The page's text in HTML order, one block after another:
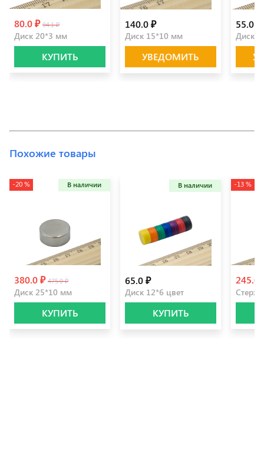
80.0 ₽ 94.1 ₽
Диск 20*3 мм
КУПИТЬ
140.0 ₽
Диск 15*10 мм
УВЕДОМИТЬ
55.0 ₽
Диск
Похожие товары
-20 % В наличии
380.0 ₽ 475.0 ₽
Диск 25*10 мм
КУПИТЬ
В наличии
65.0 ₽
Диск 12*6 цвет
КУПИТЬ
-13 %
245.0